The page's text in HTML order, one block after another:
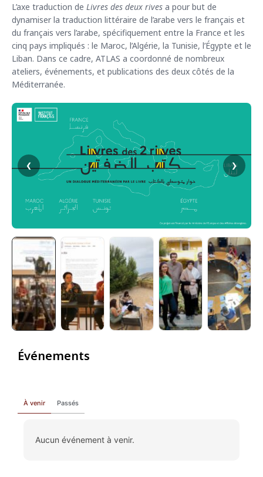
L’axe traduction de Livres des deux rives a pour but de
dynamiser la traduction littéraire de l’arabe vers le français et
du français vers l’arabe, spécifiquement entre la France et les
cinq pays impliqués : le Maroc, l’Algérie, la Tunisie, l’Égypte et le
Liban. Dans ce cadre, ATLAS a coordonné de nombreux
ateliers, événements, et publications des deux côtés de la
Méditerranée.
‹ ›
Événements
À venir Passés
Aucun événement à venir.